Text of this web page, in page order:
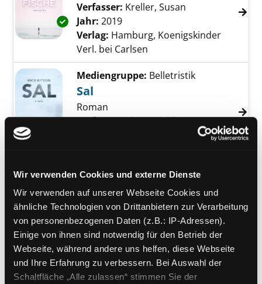
Wir verwenden Cookies und externe Dienste
Wir verwenden auf unserer Webseite Cookies und
ähnliche Technologien von Drittanbietern zur Verarbeitung
von personenbezogenen Daten (z.B.: IP-Adressen).
Einige von ihnen sind notwendig für den Betrieb der
Webseite, während andere uns helfen, diese Webseite
und Ihre Erfahrung zu verbessern. Bei Auswahl der
Schaltfläche „Alle zulassen“ stimmen Sie der
Exemplar-Details von Elektrische Fische
Verfasser: Kreller, Susan Suche nach
Jahr: 2019
Verlag: Hamburg, Koenigskinder
Verl. bei Carlsen
Exemplar-Details von Sal anzeigen
Mediengruppe: Belletristik
Sal
Roman
Verfasser:Kitson, MickSuche nach
Exemplar-Details von Forschungsgruppe
Mediengruppe:Kinderbuch
Forschungsgruppe
Erbsensuppe
oder wie wir Omas großem
Geheimnis auf die Spur kamen
Verfasser: Patwardhan, RiekeSuche nach
Jahr:2019
Verlag:München, Knesebeck